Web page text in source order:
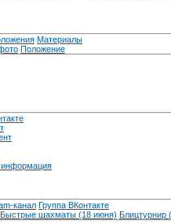
Материалы
Положение
информация
канал Группа ВКонтакте
Быстрые шахматы (18 июня) Блицтурнир